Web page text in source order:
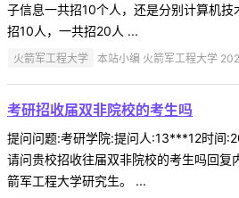
子信息一共招10个人，还是分别计算机
招10人，一共招20人 ...
火箭军工程大学 本站小编 火箭军工程大学
考研招收届双非院校的考生吗
提问问题:考研学院:提问人:13***12时间
请问贵校招收往届双非院校的考生吗回复
箭军工程大学研究生。 ...